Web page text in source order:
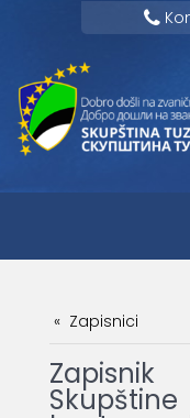
Zapisnici